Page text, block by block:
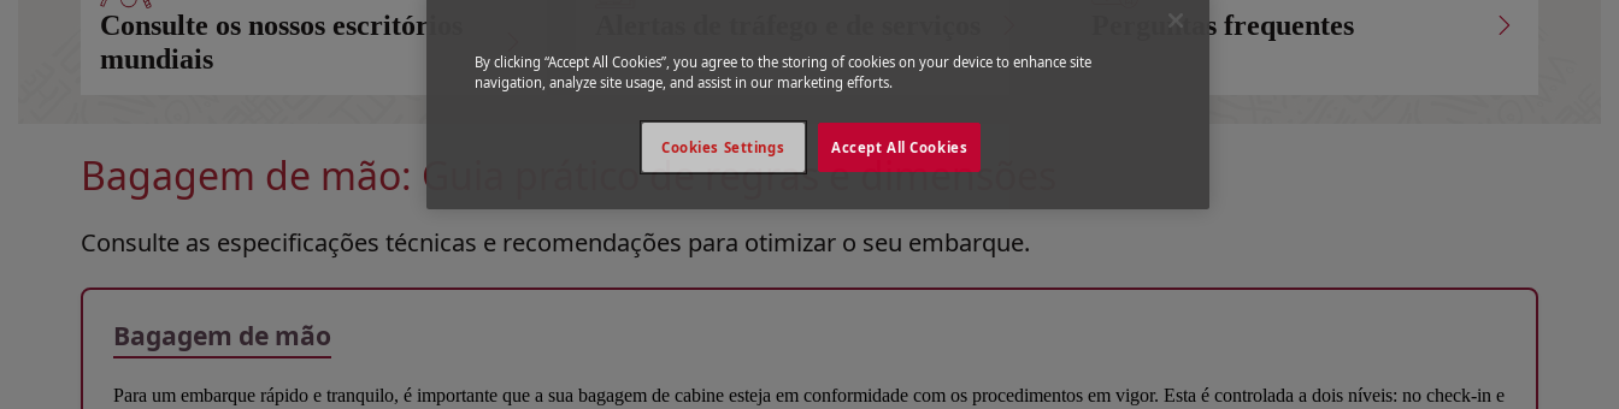
Consulte os nossos escritórios
mundiais
Perguntas frequentes
Bagagem de mão: Guia prático de regras e dimensões
Consulte as especificações técnicas e recomendações para otimizar o seu embarque.
Bagagem de mão
Para um embarque rápido e tranquilo, é importante que a sua bagagem de cabine esteja em conformidade com os procedimentos em vigor. Esta é controlada a dois níveis: no check-in e
By clicking “Accept All Cookies”, you agree to the storing of cookies on your device to enhance site
navigation, analyze site usage, and assist in our marketing efforts.
Accept All Cookies
Cookies Settings